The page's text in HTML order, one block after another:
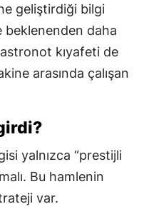
geliştirdiği bilgi
daha
kıyafeti de
arasında çalışan
yalnızca “prestijli
Bu hamlenin
var.